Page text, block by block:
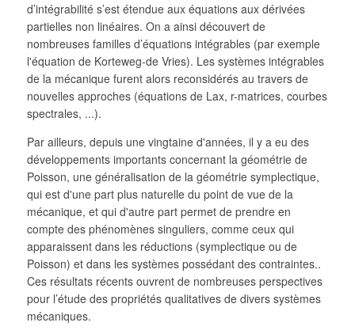
d’intégrabilité s’est étendue aux équations aux dérivées
partielles non linéaires. On a ainsi découvert de
nombreuses familles d’équations intégrables (par exemple
l'équation de Korteweg-de Vries). Les systèmes intégrables
de la mécanique furent alors reconsidérés au travers de
nouvelles approches (équations de Lax, r-matrices, courbes
spectrales, ...).
Par ailleurs, depuis une vingtaine d'années, il y a eu des
développements importants concernant la géométrie de
Poisson, une généralisation de la géométrie symplectique,
qui est d'une part plus naturelle du point de vue de la
mécanique, et qui d'autre part permet de prendre en
compte des phénomènes singuliers, comme ceux qui
apparaissent dans les réductions (symplectique ou de
Poisson) et dans les systèmes possédant des contraintes..
Ces résultats récents ouvrent de nombreuses perspectives
pour l’étude des propriétés qualitatives de divers systèmes
mécaniques.